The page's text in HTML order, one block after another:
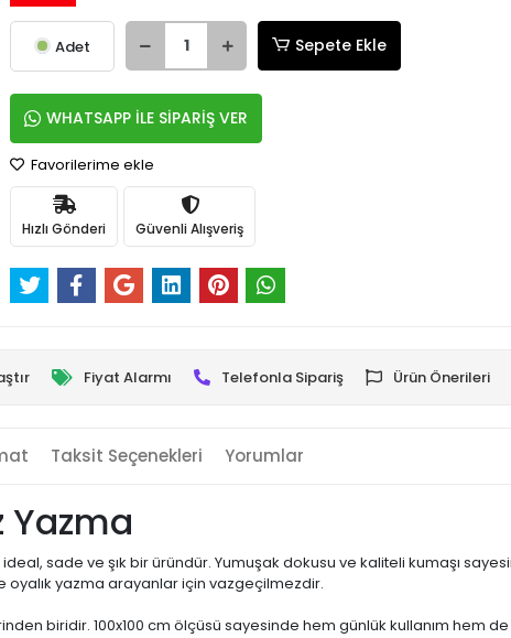
Adet Sepete Ekle
WHATSAPP İLE SİPARİŞ VER
Favorilerime ekle
Hızlı Gönderi Güvenli Alışveriş
Fiyat Alarmı Telefonla Sipariş Ürün Önerileri
Taksit Seçenekleri Yorumlar
Yazma
sade ve şık bir üründür. Yumuşak dokusu ve kaliteli kumaşı
oyalık yazma arayanlar için vazgeçilmezdir.
biridir. 100x100 cm ölçüsü sayesinde hem günlük kullanım hem